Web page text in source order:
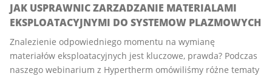
JAK USPRAWNIC ZARZADZANIE MATERIALAMI
EKSPLOATACYJNYMI DO SYSTEMOW PLAZMOWYCH
Znalezienie odpowiedniego momentu na wymianę
materiałów eksploatacyjnych jest kluczowe, prawda? Podczas
naszego webinarium z Hypertherm omówiliśmy różne tematy